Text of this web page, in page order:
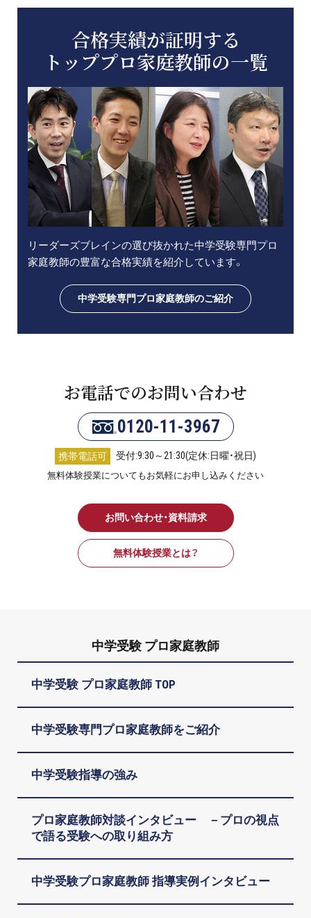
合格実績が証明する
トッププロ家庭教師の一覧
リーダーズブレインの選び抜かれた中学受験専門プロ
家庭教師の豊富な合格実績を紹介しています。
中学受験専門プロ家庭教師のご紹介
お電話でのお問い合わせ
0120-11-3967
携帯電話可 受付:9:30～21:30(定休:日曜・祝日)
無料体験授業についてもお気軽にお申し込みください
お問い合わせ・資料請求
無料体験授業とは？
中学受験 プロ家庭教師
中学受験 プロ家庭教師 TOP
中学受験専門プロ家庭教師をご紹介
中学受験指導の強み
プロ家庭教師対談インタビュー －プロの視点
で語る受験への取り組み方
中学受験プロ家庭教師 指導実例インタビュー